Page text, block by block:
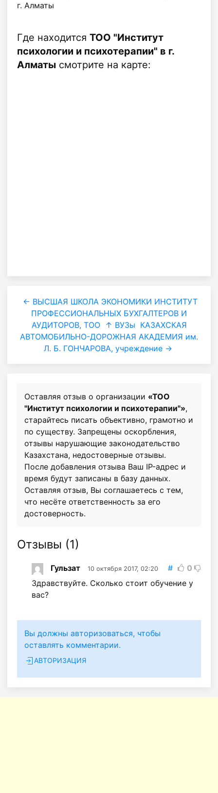
г. Алматы
Где находится ТОО "Институт
психологии и психотерапии" в г.
Алматы смотрите на карте:
← ВЫСШАЯ ШКОЛА ЭКОНОМИКИ ИНСТИТУТ
ПРОФЕССИОНАЛЬНЫХ БУХГАЛТЕРОВ И
АУДИТОРОВ, ТОО
↑ ВУЗы КАЗАХСКАЯ
АВТОМОБИЛЬНО-ДОРОЖНАЯ АКАДЕМИЯ им.
Л. Б. ГОНЧАРОВА, учреждение →
Оставляя отзыв о организации «ТОО
"Институт психологии и психотерапии"»,
старайтесь писать объективно, грамотно и
по существу. Запрещены оскорбления,
отзывы нарушающие законодательство
Казахстана, недостоверные отзывы.
После добавления отзыва Ваш IP-адрес и
время будут записаны в базу данных.
Оставляя отзыв, Вы соглашаетесь с тем,
что несёте ответственность за его
достоверность.
Отзывы (1)
Гульзат 10 октября 2017, 02:20 #
0
Здравствуйте. Сколько стоит обучение у
вас?
Вы должны авторизоваться, чтобы
оставлять комментарии.
АВТОРИЗАЦИЯ